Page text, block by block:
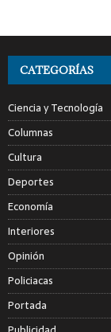
CATEGORÍAS
Ciencia y Tecnología
Columnas
Cultura
Deportes
Economía
Interiores
Opinión
Policiacas
Portada